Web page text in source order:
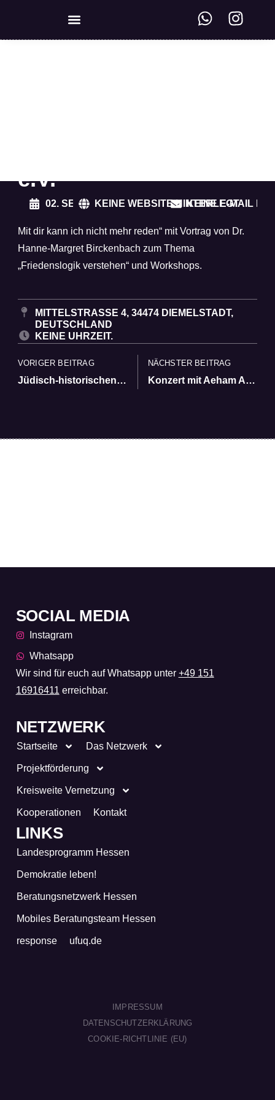
e.V.“
02. SEP. 2023KEINE WEBSITE HINTERLEGT
KEINE E-MAIL
Mit dir kann ich nicht mehr reden“ mit Vortrag von Dr.
Hanne-Margret Birckenbach zum Thema
„Friedenslogik verstehen“ und Workshops.
MITTELSTRASSE 4, 34474 DIEMELSTADT, D
EUTSCHLAND
KEINE UHRZEIT.
VORIGER BEITRAG
Jüdisch-historischen Stadtführung durch Volkmarsen
NÄCHSTER BEITRAG
Konzert mit Aeham Ahmad
LINKS
Landesprogramm Hessen
Demokratie leben!
Beratungsnetzwerk Hessen
Mobiles Beratungsteam Hessen
response ufuq.de
NETZWERK
Startseite Das Netzwerk
Projektförderung
Kreisweite Vernetzung
Kooperationen Kontakt
SOCIAL MEDIA
Instagram
Whatsapp
Wir sind für euch auf Whatsapp unter +49 151
16916411 erreichbar.
IMPRESSUM
DATENSCHUTZERKLÄRUNG
COOKIE-RICHTLINIE (EU)